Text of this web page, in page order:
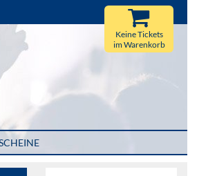
Keine Tickets
im Warenkorb